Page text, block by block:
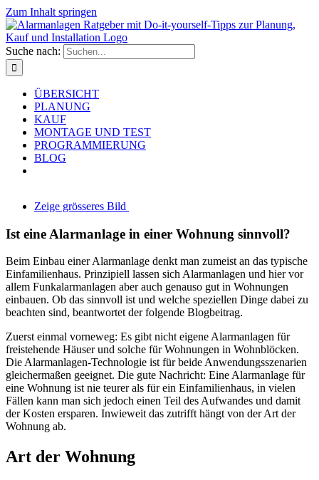
Zum Inhalt springen
Suche nach:
ÜBERSICHT
PLANUNG
KAUF
MONTAGE UND TEST
PROGRAMMIERUNG
BLOG
Zeige grösseres Bild
Ist eine Alarmanlage in einer Wohnung sinnvoll?
Beim Einbau einer Alarmanlage denkt man zumeist an das typische
Einfamilienhaus. Prinzipiell lassen sich Alarmanlagen und hier vor
allem Funkalarmanlagen aber auch genauso gut in Wohnungen
einbauen. Ob das sinnvoll ist und welche speziellen Dinge dabei zu
beachten sind, beantwortet der folgende Blogbeitrag.
Zuerst einmal vorneweg: Es gibt nicht eigene Alarmanlagen für
freistehende Häuser und solche für Wohnungen in Wohnblöcken.
Die Alarmanlagen-Technologie ist für beide Anwendungsszenarien
gleichermaßen geeignet. Die gute Nachricht: Eine Alarmanlage für
eine Wohnung ist nie teurer als für ein Einfamilienhaus, in vielen
Fällen kann man sich jedoch einen Teil des Aufwandes und damit
der Kosten ersparen. Inwieweit das zutrifft hängt von der Art der
Wohnung ab.
Art der Wohnung